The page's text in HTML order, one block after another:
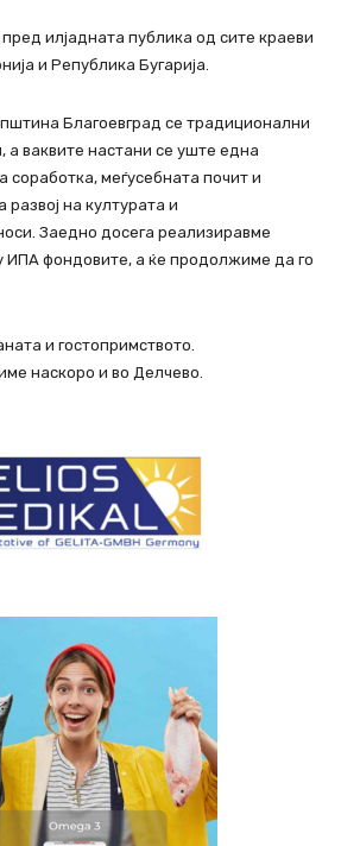
илјадната публика од сите краеви
и Република Бугарија.
Благоевград се традиционални
а ваквите настани се уште една
соработка, меѓусебната почит и
развој на културата и
Заедно досега реализиравме
ИПА фондовите, а ќе продолжиме да го
и гостопримството.
наскоро и во Делчево.